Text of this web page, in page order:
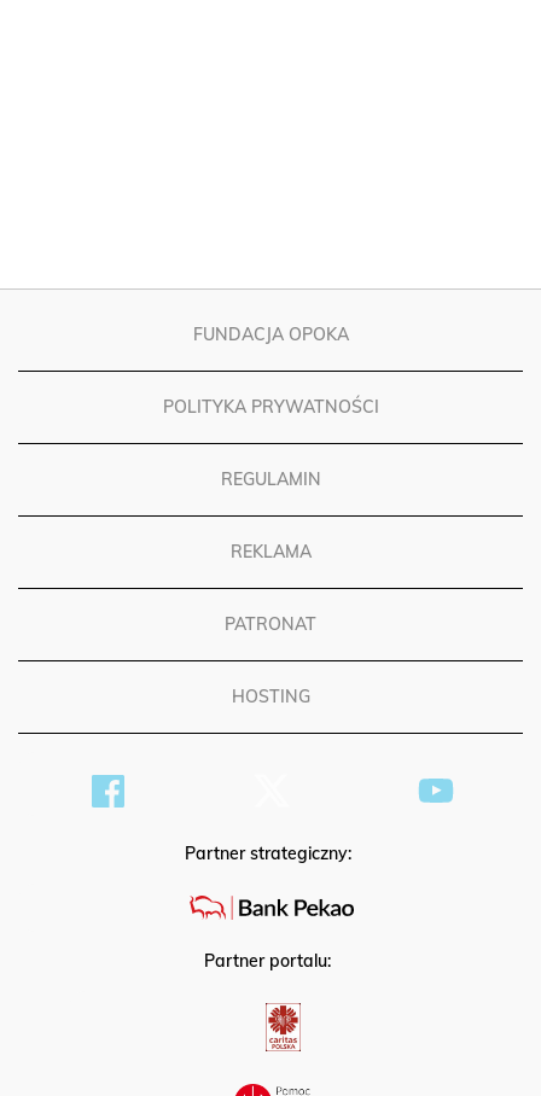
FUNDACJA OPOKA
POLITYKA PRYWATNOŚCI
REGULAMIN
REKLAMA
PATRONAT
HOSTING
Partner strategiczny:
Partner portalu: